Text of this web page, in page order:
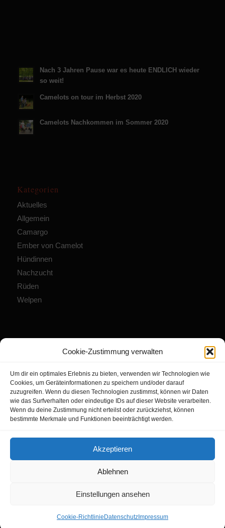
Cookie-Zustimmung verwalten
Um dir ein optimales Erlebnis zu bieten, verwenden wir Technologien wie
Cookies, um Geräteinformationen zu speichern und/oder darauf
zuzugreifen. Wenn du diesen Technologien zustimmst, können wir Daten
wie das Surfverhalten oder eindeutige IDs auf dieser Website verarbeiten.
Wenn du deine Zustimmung nicht erteilst oder zurückziehst, können
bestimmte Merkmale und Funktionen beeinträchtigt werden.
Akzeptieren
Ablehnen
Einstellungen ansehen
Cookie-Richtlinie Datenschutz Impressum
Nach 3 Jahren Pause war es heute ENDLICH wieder
so weit!
Camelots on tour im Herbst 2020
Camelots Nachkommen im Sommer 2020
Kategorien
Aktuelles
Allgemein
Camargo
Ember von Camelot
Hündinnen
Nachzucht
Rüden
Welpen
Impressum
Datenschutz
Cookie-Richtlinie (EU)
Kontakt
Datenschutz Cookie-Richtlinie (EU) Kontakt